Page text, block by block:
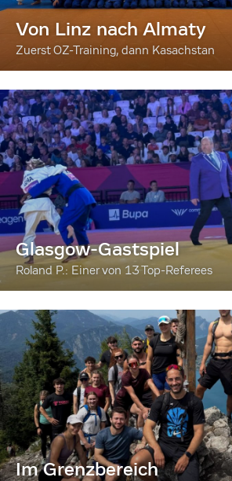
Von Linz nach Almaty
Zuerst OZ-Training, dann Kasachstan
Glasgow-Gastspiel
Roland P.: Einer von 13 Top-Referees
Im Grenzbereich